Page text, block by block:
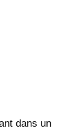
dans un